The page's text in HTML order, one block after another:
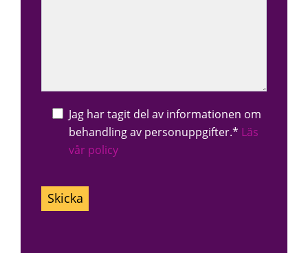
Jag har tagit del av informationen om
behandling av personuppgifter.* Läs
vår policy